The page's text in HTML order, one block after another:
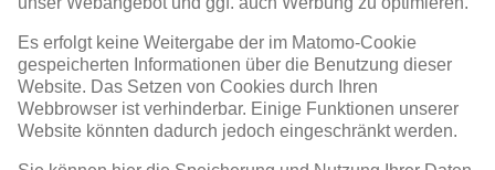
Es erfolgt keine Weitergabe der im Matomo-Cookie
gespeicherten Informationen über die Benutzung dieser
Website. Das Setzen von Cookies durch Ihren
Webbrowser ist verhinderbar. Einige Funktionen unserer
Website könnten dadurch jedoch eingeschränkt werden.